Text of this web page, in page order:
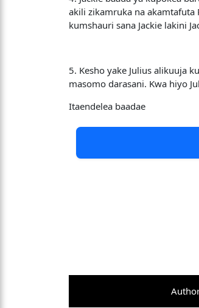
akili zikamruka na
kumshauri sana Jackie lakini
5. Kesho yake Julius alikuuja
masomo darasani. Kwa hiyo
Itaendelea baadae